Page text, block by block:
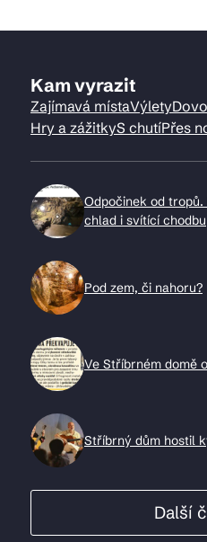
Kam vyrazit
Zajímavá místaVýlety
Hry a zážitkyS chutíPřes
Odpočinek od
chlad i svítící chodbu
Pod zem, či nahoru?
Ve Stříbrném domě
Stříbrný dům hostil
Další